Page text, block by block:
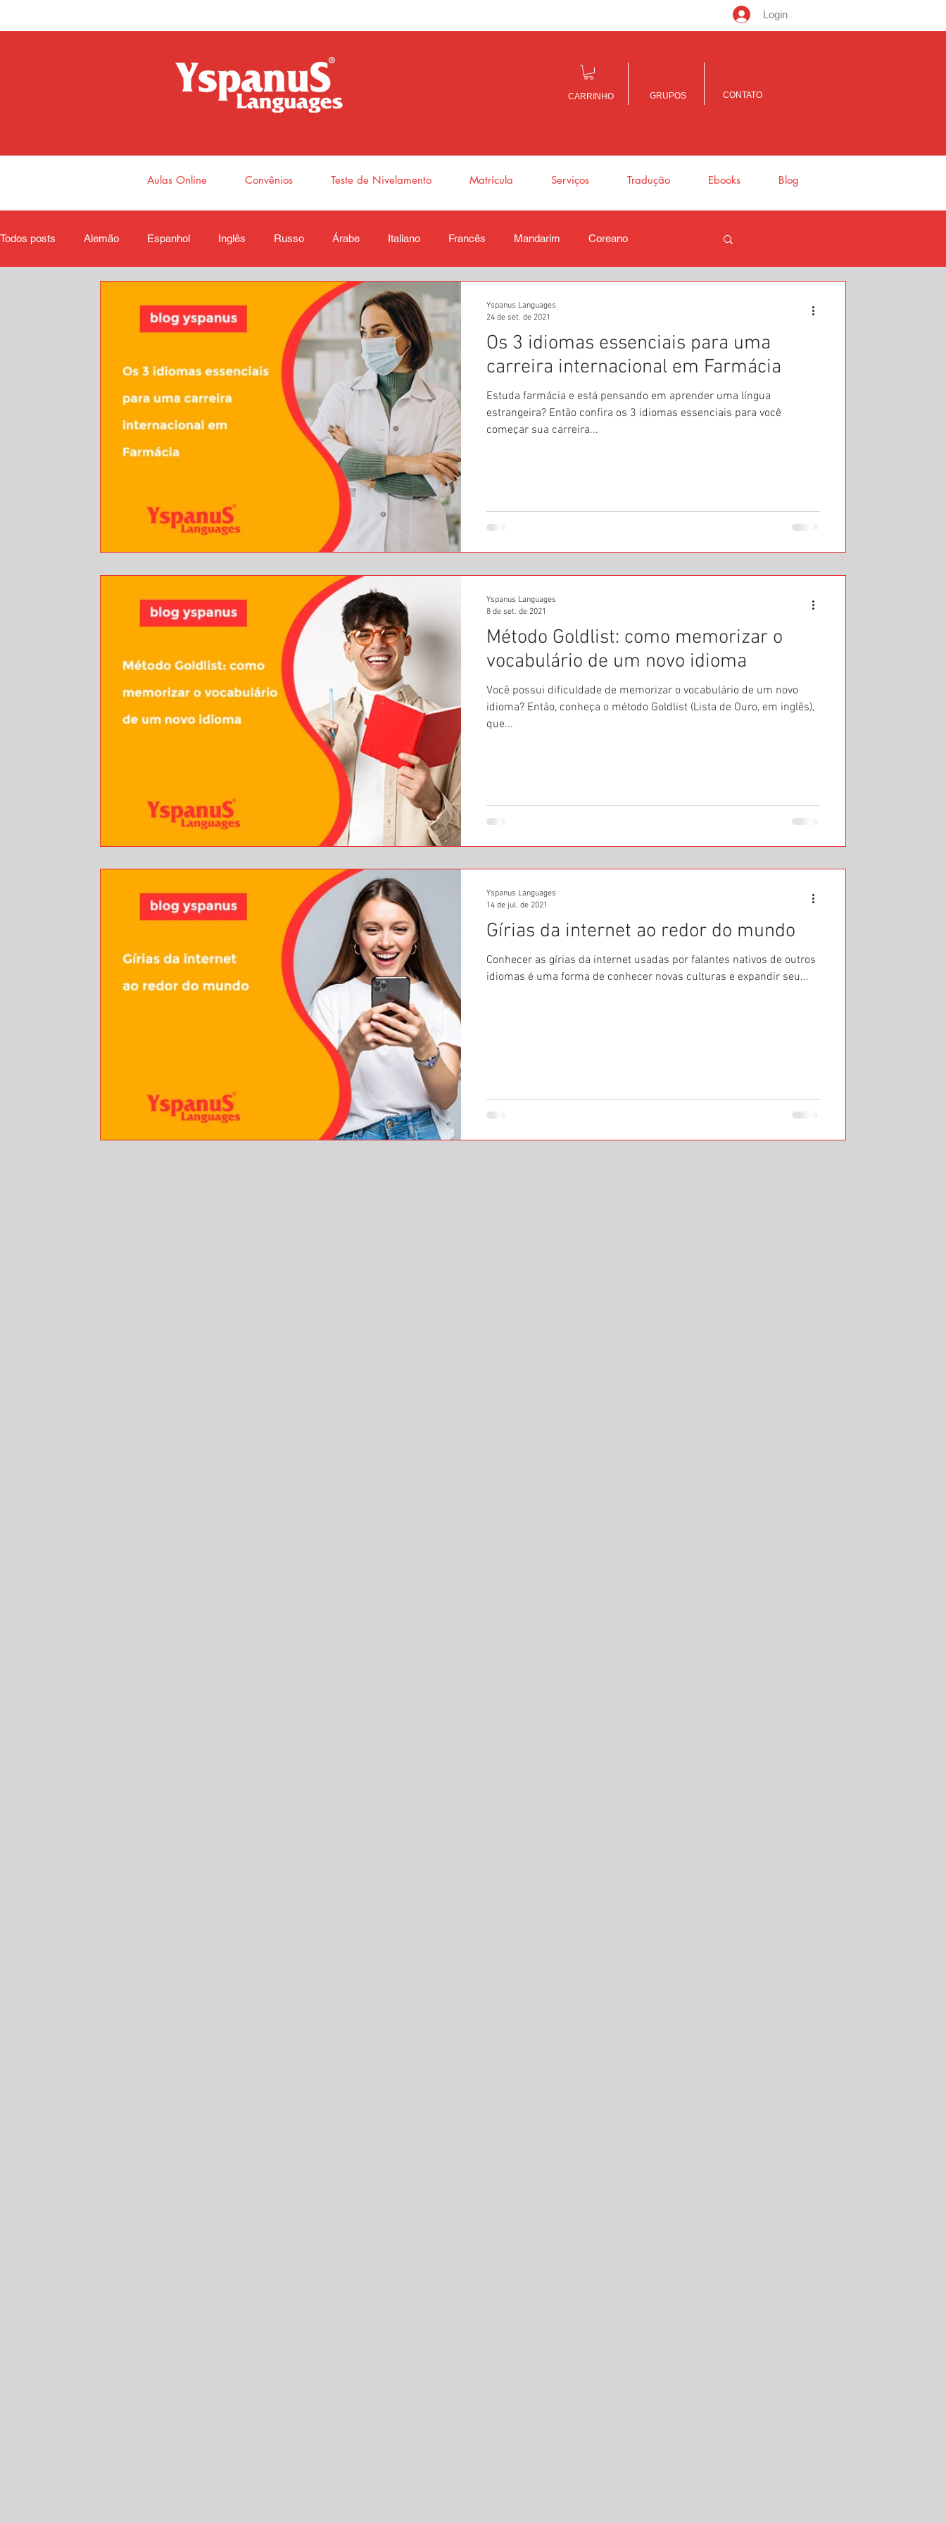
Login
CARRINHO GRUPOS CONTATO
Aulas Online Convênios Teste de Nivelamento Matrícula Serviços Tradução Ebooks Blog
Todos posts Alemão Espanhol Inglês Russo Árabe Italiano Francês Mandarim Coreano
Os 3 idiomas essenciais para uma
carreira internacional em Farmácia
Estuda farmácia e está pensando em aprender uma língua
estrangeira? Então confira os 3 idiomas essenciais para você
começar sua carreira...
Yspanus Languages
24 de set. de 2021
Método Goldlist: como memorizar o
vocabulário de um novo idioma
Você possui dificuldade de memorizar o vocabulário de um novo
idioma? Então, conheça o método Goldlist (Lista de Ouro, em inglês),
que...
Yspanus Languages
8 de set. de 2021
Gírias da internet ao redor do mundo
Conhecer as gírias da internet usadas por falantes nativos de outros
idiomas é uma forma de conhecer novas culturas e expandir seu...
Yspanus Languages
14 de jul. de 2021